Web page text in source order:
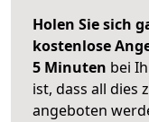
Holen Sie sich
kostenlose
5 Minuten bei
ist, dass all dies
angeboten